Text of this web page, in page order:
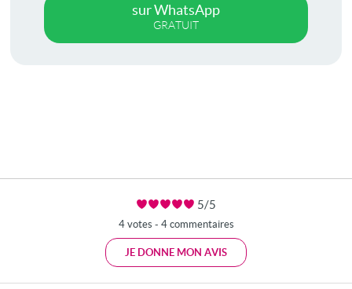
sur WhatsApp
GRATUIT
5/5
4 votes - 4 commentaires
JE DONNE MON AVIS